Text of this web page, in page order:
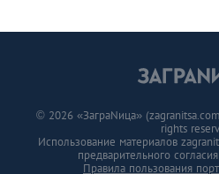
© 2026 «ЗаграNица»
rights
Использование материалов
предварительного
Правила пользования